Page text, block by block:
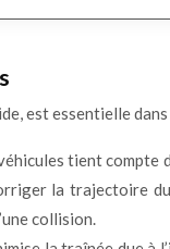
est essentielle
tient compte
la trajectoire
collision.